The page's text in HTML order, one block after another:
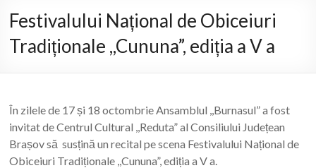
Festivalului Național de Obiceiuri
Tradiționale ,,Cununa”, ediția a V a
În zilele de 17 și 18 octombrie Ansamblul ,,Burnasul” a fost
invitat de Centrul Cultural ,,Reduta” al Consiliului Județean
Brașov să susțină un recital pe scena Festivalului Național de
Obiceiuri Tradiționale ,,Cununa”, ediția a V a.